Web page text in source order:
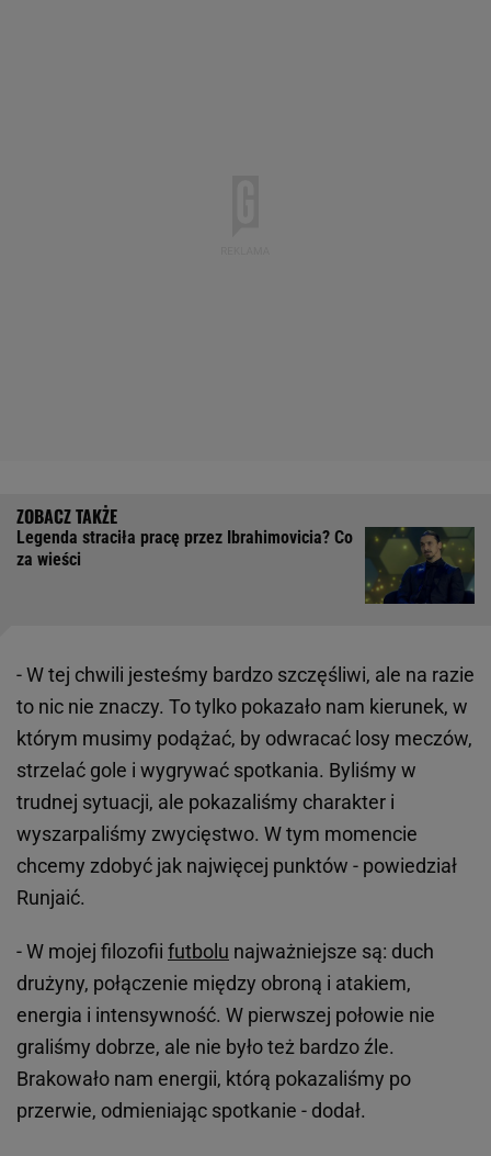
Legenda straciła pracę przez Ibrahimovicia? Co
za wieści
- W tej chwili jesteśmy bardzo szczęśliwi, ale na razie
to nic nie znaczy. To tylko pokazało nam kierunek, w
którym musimy podążać, by odwracać losy meczów,
strzelać gole i wygrywać spotkania. Byliśmy w
trudnej sytuacji, ale pokazaliśmy charakter i
wyszarpaliśmy zwycięstwo. W tym momencie
chcemy zdobyć jak najwięcej punktów - powiedział
Runjaić.
- W mojej filozofii futbolu najważniejsze są: duch
drużyny, połączenie między obroną i atakiem,
energia i intensywność. W pierwszej połowie nie
graliśmy dobrze, ale nie było też bardzo źle.
Brakowało nam energii, którą pokazaliśmy po
przerwie, odmieniając spotkanie - dodał.